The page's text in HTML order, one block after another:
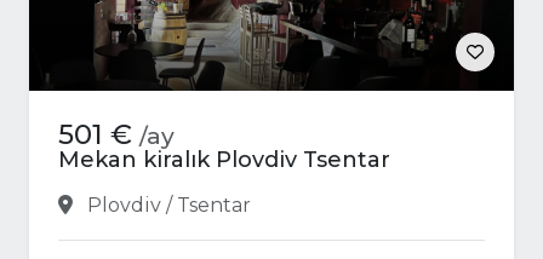
501 € /ay
Mekan kiralık Plovdiv Tsentar
Plovdiv / Tsentar